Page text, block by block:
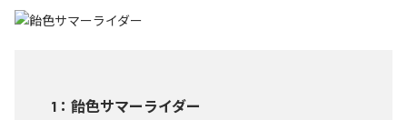
1 ： 飴色サマーライダー